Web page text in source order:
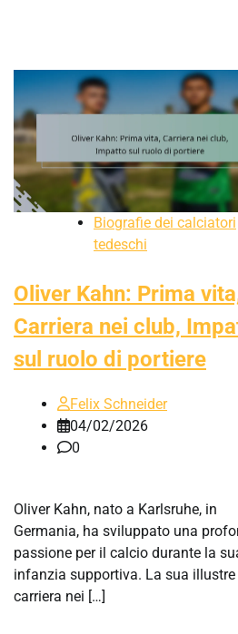
Biografie dei calciatori
tedeschi
Oliver Kahn: Prima
Carriera nei club,
sul ruolo di portiere
Felix Schneider
04/02/2026
0
Oliver Kahn, nato a Karlsruhe, in
Germania, ha sviluppato una
passione per il calcio durante la
infanzia supportiva. La sua illustre
carriera nei […]